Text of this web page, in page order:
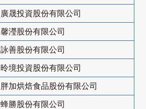
廣晟投資股份有限公司
馨瀅股份有限公司
詠善股份有限公司
昤境投資股份有限公司
胖加烘焙食品股份有限公司
蜂勝股份有限公司